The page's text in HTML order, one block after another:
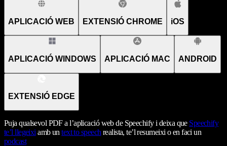
APLICACIÓ WEB EXTENSIÓ CHROME iOS
APLICACIÓ WINDOWS APLICACIÓ MAC ANDROID
EXTENSIÓ EDGE
Puja qualsevol PDF a l’aplicació web de Speechify i deixa que Speechify
te’l llegeixi amb untext to speech realista, te’l resumeixi o en faci un
podcast